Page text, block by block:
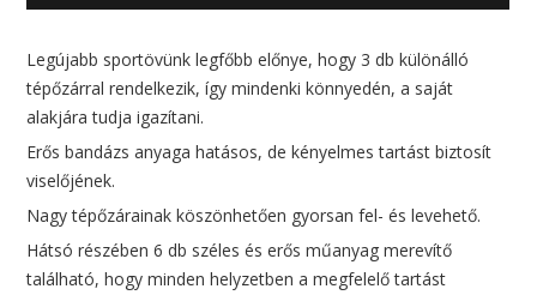
Legújabb sportövünk legfőbb előnye, hogy 3 db különálló
tépőzárral rendelkezik, így mindenki könnyedén, a saját
alakjára tudja igazítani.
Erős bandázs anyaga hatásos, de kényelmes tartást biztosít
viselőjének.
Nagy tépőzárainak köszönhetően gyorsan fel- és levehető.
Hátsó részében 6 db széles és erős műanyag merevítő
található, hogy minden helyzetben a megfelelő tartást